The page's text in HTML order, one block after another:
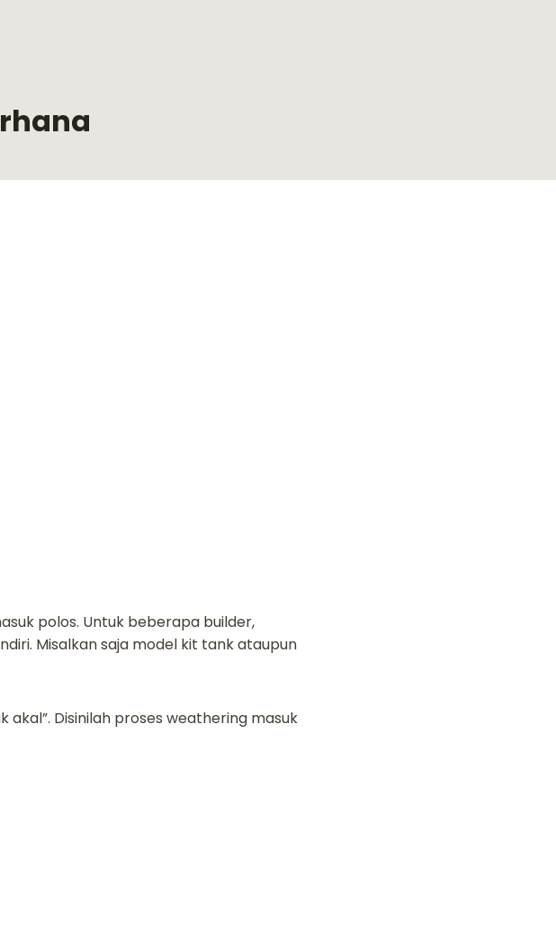
polos. Untuk beberapa builder,
Misalkan saja model kit tank ataupun
akal”. Disinilah proses weathering masuk